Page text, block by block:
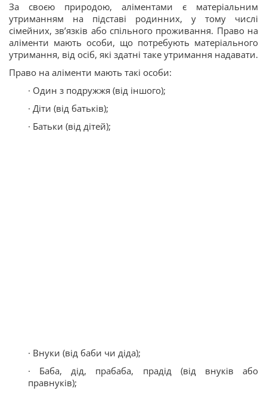
За своєю природою, аліментами є матеріальним
утриманням на підставі родинних, у тому числі
сімейних, зв’язків або спільного проживання. Право на
аліменти мають особи, що потребують матеріального
утримання, від осіб, які здатні таке утримання надавати.
Право на аліменти мають такі особи:
· Один з подружжя (від іншого);
· Діти (від батьків);
· Батьки (від дітей);
· Внуки (від баби чи діда);
· Баба, дід, прабаба, прадід (від внуків або
правнуків);